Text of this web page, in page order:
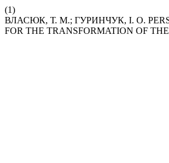
(1)
ВЛАСЮК, Т. М.; ГУРИНЧУК, І. О.
FOR THE TRANSFORMATION OF